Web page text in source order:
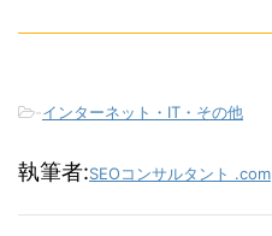
-インターネット・IT・その他
執筆者:SEOコンサルタント .com